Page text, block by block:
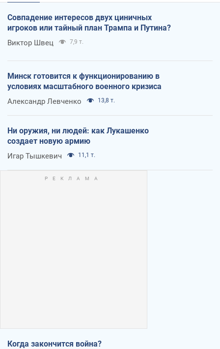
Совпадение интересов двух циничных
игроков или тайный план Трампа и Путина?
Виктор Швец 7,9 т.
Минск готовится к функционированию в
условиях масштабного военного кризиса
Александр Левченко 13,8 т.
Ни оружия, ни людей: как Лукашенко
создает новую армию
Игар Тышкевич 11,1 т.
Когда закончится война?